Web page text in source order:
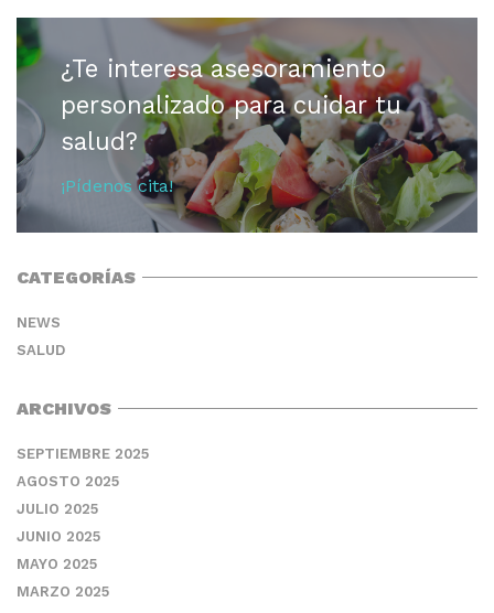
¿Te interesa asesoramiento
personalizado para cuidar tu
salud?
¡Pídenos cita!
CATEGORÍAS
NEWS
SALUD
ARCHIVOS
SEPTIEMBRE 2025
AGOSTO 2025
JULIO 2025
JUNIO 2025
MAYO 2025
MARZO 2025